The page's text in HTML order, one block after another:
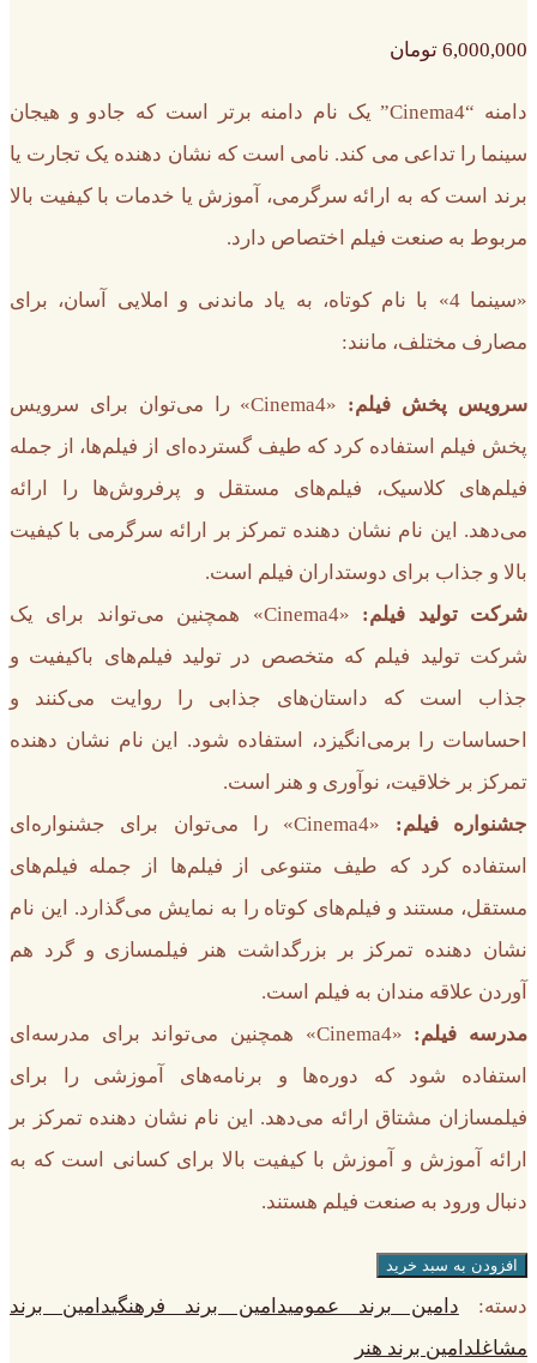
6,000,000 تومان
دامنه “Cinema4” یک نام دامنه برتر است که جادو و هیجان
سینما را تداعی می کند. نامی است که نشان دهنده یک تجارت یا
برند است که به ارائه سرگرمی، آموزش یا خدمات با کیفیت بالا
مربوط به صنعت فیلم اختصاص دارد.
«سینما 4» با نام کوتاه، به یاد ماندنی و املایی آسان، برای
مصارف مختلف، مانند:
سرویس پخش فیلم:
«Cinema4» را می‌توان برای سرویس
پخش فیلم استفاده کرد که طیف گسترده‌ای از فیلم‌ها، از جمله
فیلم‌های کلاسیک، فیلم‌های مستقل و پرفروش‌ها را ارائه
می‌دهد. این نام نشان دهنده تمرکز بر ارائه سرگرمی با کیفیت
بالا و جذاب برای دوستداران فیلم است.
شرکت تولید فیلم:
«Cinema4» همچنین می‌تواند برای یک
شرکت تولید فیلم که متخصص در تولید فیلم‌های باکیفیت و
جذاب است که داستان‌های جذابی را روایت می‌کنند و
احساسات را برمی‌انگیزد، استفاده شود. این نام نشان دهنده
تمرکز بر خلاقیت، نوآوری و هنر است.
جشنواره فیلم:
«Cinema4» را می‌توان برای جشنواره‌ای
استفاده کرد که طیف متنوعی از فیلم‌ها از جمله فیلم‌های
مستقل، مستند و فیلم‌های کوتاه را به نمایش می‌گذارد. این نام
نشان دهنده تمرکز بر بزرگداشت هنر فیلمسازی و گرد هم
آوردن علاقه مندان به فیلم است.
مدرسه فیلم:
«Cinema4» همچنین می‌تواند برای مدرسه‌ای
استفاده شود که دوره‌ها و برنامه‌های آموزشی را برای
فیلمسازان مشتاق ارائه می‌دهد. این نام نشان دهنده تمرکز بر
ارائه آموزش و آموزش با کیفیت بالا برای کسانی است که به
دنبال ورود به صنعت فیلم هستند.
افزودن به سبد خرید
دسته: دامین برند عمومیدامین برند فرهنگیدامین برند
مشاغلدامین برند هنر